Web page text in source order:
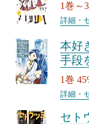
1巻～
詳細・
本好
手段
1巻
詳細・
セト